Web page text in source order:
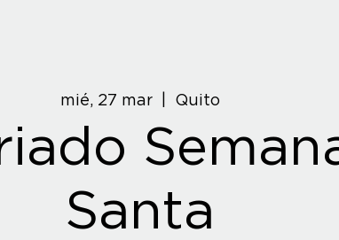
mié, 27 mar
  |
Quito
Santa